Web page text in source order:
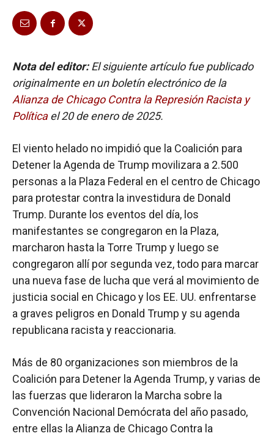
Nota del editor:El siguiente artículo fue publicado
originalmente en un boletín electrónico de la
Alianza de Chicago Contra la Represión Racista y
Políticael 20 de enero de 2025.
El viento helado no impidió que la Coalición para
Detener la Agenda de Trump movilizara a 2.500
personas a la Plaza Federal en el centro de Chicago
para protestar contra la investidura de Donald
Trump. Durante los eventos del día, los
manifestantes se congregaron en la Plaza,
marcharon hasta la Torre Trump y luego se
congregaron allí por segunda vez, todo para marcar
una nueva fase de lucha que verá al movimiento de
justicia social en Chicago y los EE. UU. enfrentarse
a graves peligros en Donald Trump y su agenda
republicana racista y reaccionaria.
Más de 80 organizaciones son miembros de la
Coalición para Detener la Agenda Trump, y varias de
las fuerzas que lideraron la Marcha sobre la
Convención Nacional Demócrata del año pasado,
entre ellas la Alianza de Chicago Contra la